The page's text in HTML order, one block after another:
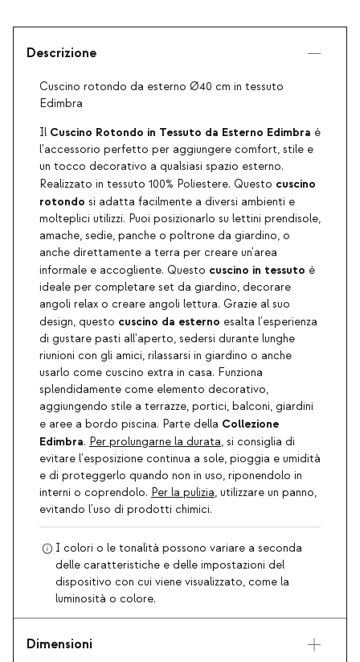
Descrizione
Cuscino rotondo da esterno Ø40 cm in tessuto
Edimbra
Il Cuscino Rotondo in Tessuto da Esterno Edimbra è
l'accessorio perfetto per aggiungere comfort, stile e
un tocco decorativo a qualsiasi spazio esterno.
Realizzato in tessuto 100% Poliestere. Questo cuscino
rotondo si adatta facilmente a diversi ambienti e
molteplici utilizzi. Puoi posizionarlo su lettini prendisole,
amache, sedie, panche o poltrone da giardino, o
anche direttamente a terra per creare un'area
informale e accogliente. Questo cuscino in tessuto è
ideale per completare set da giardino, decorare
angoli relax o creare angoli lettura. Grazie al suo
design, questo cuscino da esterno esalta l'esperienza
di gustare pasti all'aperto, sedersi durante lunghe
riunioni con gli amici, rilassarsi in giardino o anche
usarlo come cuscino extra in casa. Funziona
splendidamente come elemento decorativo,
aggiungendo stile a terrazze, portici, balconi, giardini
e aree a bordo piscina. Parte della Collezione
Edimbra. Per prolungarne la durata, si consiglia di
evitare l'esposizione continua a sole, pioggia e umidità
e di proteggerlo quando non in uso, riponendolo in
interni o coprendolo. Per la pulizia, utilizzare un panno,
evitando l'uso di prodotti chimici.
I colori o le tonalità possono variare a seconda
delle caratteristiche e delle impostazioni del
dispositivo con cui viene visualizzato, come la
luminosità o colore.
Dimensioni